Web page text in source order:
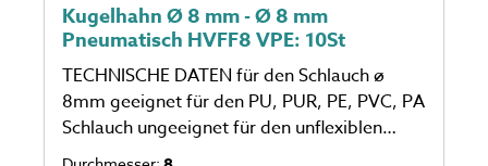
Kugelhahn Ø 8 mm - Ø 8 mm
Pneumatisch HVFF8 VPE: 10St
TECHNISCHE DATEN für den Schlauch ø
8mm geeignet für den PU, PUR, PE, PVC, PA
Schlauch ungeeignet für den unflexiblen
Schlauch eine Verpackungseinheit einspricht